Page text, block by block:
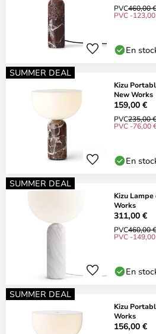
PVC460,00 €
PVC -
En
SUMMER DEAL
Kizu
New Works
159,00 €
PVC235,00 €
PVC -76,00
En
SUMMER DEAL
Kizu
Works
311,00 €
PVC460,00 €
PVC -
En
SUMMER DEAL
Kizu
Works
156,00 €